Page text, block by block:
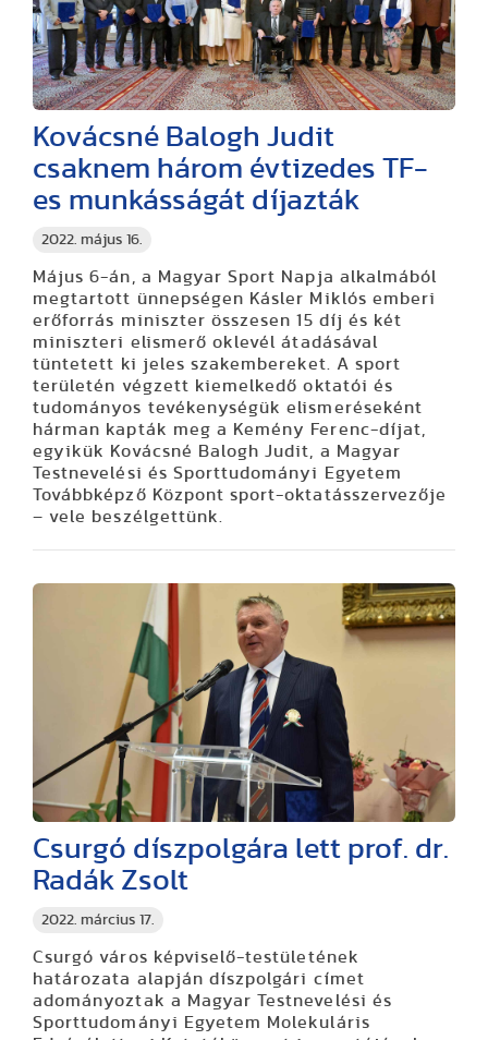
2022. május 16.
Kovácsné Balogh Judit
csaknem három évtizedes TF-
es munkásságát díjazták
Május 6-án, a Magyar Sport Napja alkalmából
megtartott ünnepségen Kásler Miklós emberi
erőforrás miniszter összesen 15 díj és két
miniszteri elismerő oklevél átadásával
tüntetett ki jeles szakembereket. A sport
területén végzett kiemelkedő oktatói és
tudományos tevékenységük elismeréseként
hárman kapták meg a Kemény Ferenc-díjat,
egyikük Kovácsné Balogh Judit, a Magyar
Testnevelési és Sporttudományi Egyetem
Továbbképző Központ sport-oktatásszervezője
– vele beszélgettünk.
2022. március 17.
Csurgó díszpolgára lett prof. dr.
Radák Zsolt
Csurgó város képviselő-testületének
határozata alapján díszpolgári címet
adományoztak a Magyar Testnevelési és
Sporttudományi Egyetem Molekuláris